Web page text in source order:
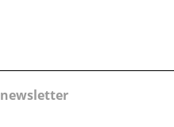
newsletter